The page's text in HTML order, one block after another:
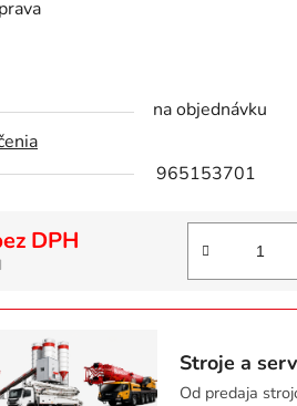
na objednávku
965153701
DPH
Stroje a
Od predaja